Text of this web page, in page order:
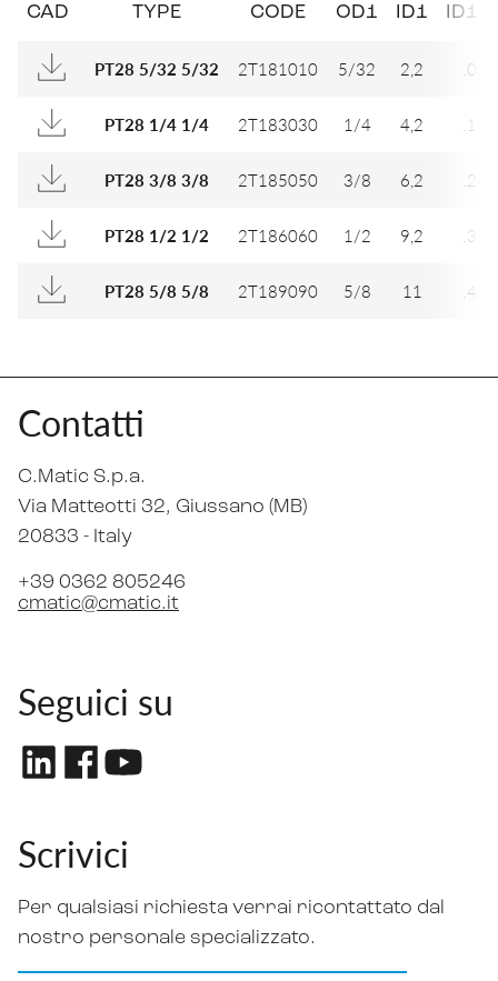
CAD TYPE CODE OD1 ID1 ID1
PT28 5/32 5/32 2T181010 5/32 2,2 .087
PT28 1/4 1/4 2T183030 1/4 4,2 .165
PT28 3/8 3/8 2T185050 3/8 6,2 .244
PT28 1/2 1/2 2T186060 1/2 9,2 .362
PT28 5/8 5/8 2T189090 5/8 11 .433
Contatti
C.Matic S.p.a.
Via Matteotti 32, Giussano (MB)
20833 - Italy
+39 0362 805246
cmatic@cmatic.it
Seguici su
Scrivici
Per qualsiasi richiesta verrai ricontattato dal
nostro personale specializzato.